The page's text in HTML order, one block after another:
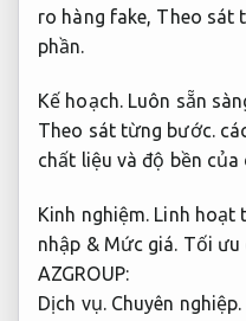
ro hàng fake, Theo sát
phần.
Kế hoạch. Luôn sẵn
Theo sát từng bước.
chất liệu và độ bền của
Kinh nghiệm. Linh hoạt
nhập & Mức giá. Tối ưu
AZGROUP:
Dịch vụ. Chuyên nghiệp.